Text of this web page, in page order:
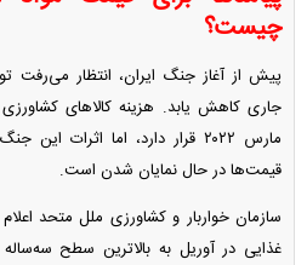
چیست؟
پیش از آغاز جنگ ایران، انتظار می‌رفت
جاری کاهش یابد. هزینه کالاهای
مارس ۲۰۲۲ قرار دارد، اما
قیمت‌ها در حال نمایان شدن است.
سازمان خواربار و کشاورزی ملل متحد
غذایی در آوریل به بالاترین سطح